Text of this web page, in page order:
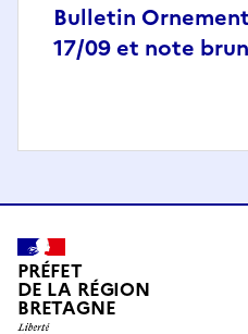
Bulletin
17/09 et note
PRÉFET
DE LA RÉGION
BRETAGNE